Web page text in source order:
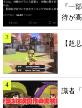
『一
待が
3
【超
4
識者